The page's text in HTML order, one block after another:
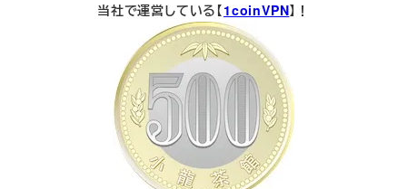
当社で運営している【1coinVPN】！